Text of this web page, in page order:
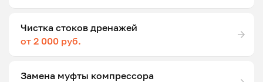
Чистка стоков дренажей
от 2 000 руб.
Замена муфты компрессора